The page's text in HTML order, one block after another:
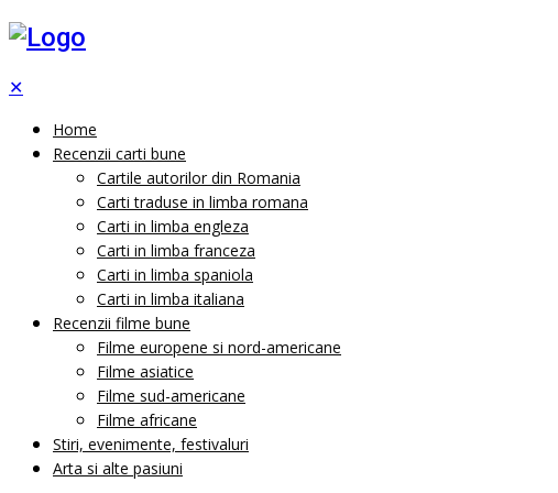
✕
Home
Recenzii carti bune
Cartile autorilor din Romania
Carti traduse in limba romana
Carti in limba engleza
Carti in limba franceza
Carti in limba spaniola
Carti in limba italiana
Recenzii filme bune
Filme europene si nord-americane
Filme asiatice
Filme sud-americane
Filme africane
Stiri, evenimente, festivaluri
Arta si alte pasiuni